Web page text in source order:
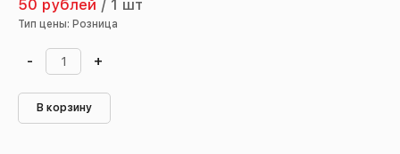
50 рублей / 1 шт
Тип цены: Розница
- +
В корзину